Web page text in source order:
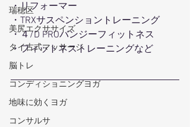
瑞穂区
美尻エクササイズ
タイ古式マッサージ
脳トレ
コンディショニングヨガ
地味に効くヨガ
コンサルサ
・リフォーマー
・TRXサスペンショントレーニング
・４/D PROバンジーフィットネス
・フィットネストレーニングなど